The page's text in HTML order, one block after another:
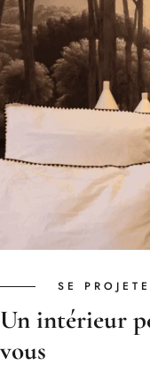
SE
Un intérieur
vous